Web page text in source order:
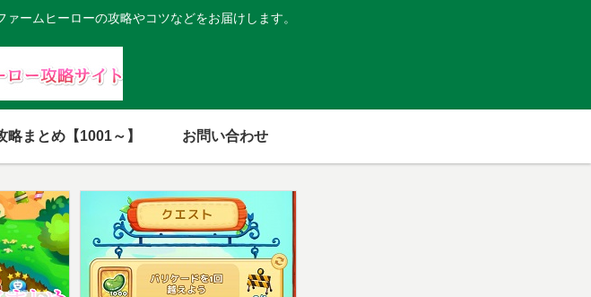
ームヒーローの攻略やコツなどをお届けします。
略まとめ【1001～】 お問い合わせ